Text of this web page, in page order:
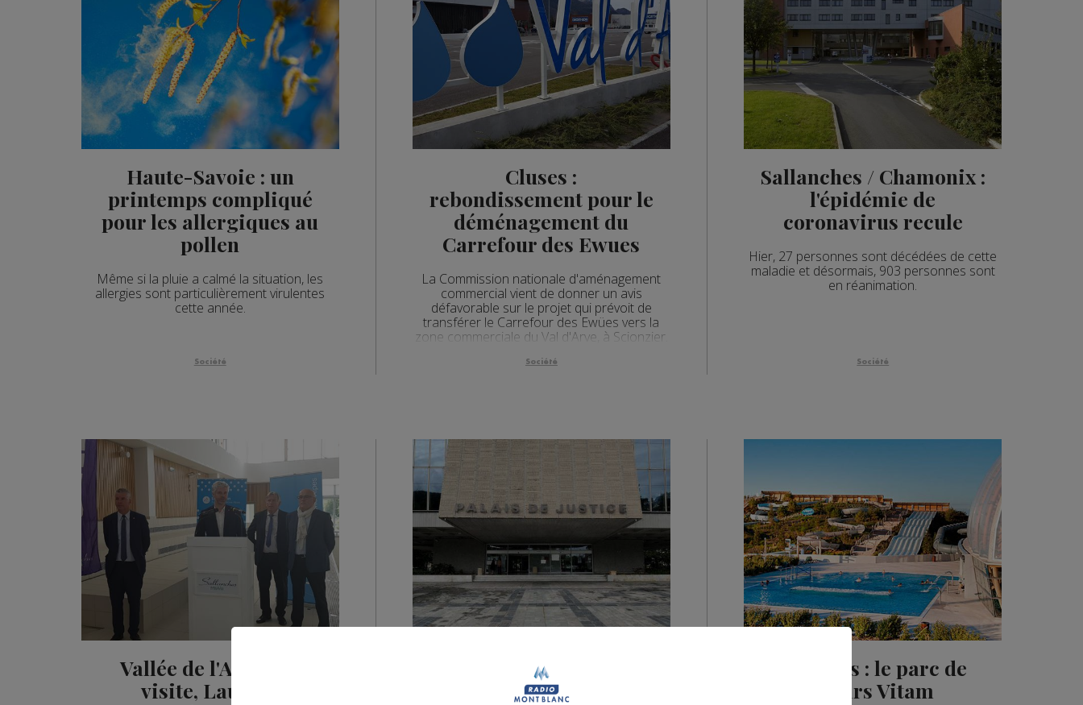
Haute-Savoie : un
printemps compliqué
pour les allergiques au
pollen
Même si la pluie a calmé la situation, les
allergies sont particulièrement virulentes
cette année.
Société
Cluses :
rebondissement pour le
déménagement du
Carrefour des Ewues
La Commission nationale d'aménagement
commercial vient de donner un avis
défavorable sur le projet qui prévoit de
transférer le Carrefour des Ewües vers la
zone commerciale du Val d'Arve, à Scionzier.
Société
Sallanches / Chamonix :
l'épidémie de
coronavirus recule
Hier, 27 personnes sont décédées de cette
maladie et désormais, 903 personnes sont
en réanimation.
Société
Vallée de l'Arve : en
visite, Laurent
Annecy : trois ans de
prison ferme pour
Neydens : le parc de
loisirs Vitam